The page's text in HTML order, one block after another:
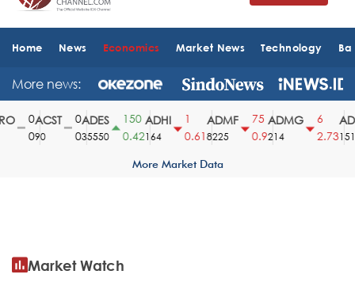
Home News Economics Market News Technology
More news:
ACST
90
ADES
35550
150
0.42
ADHI
164
0.61
ADMF
8225
75
0.9
ADMG
214
2.731510
More Market Data
Market Watch